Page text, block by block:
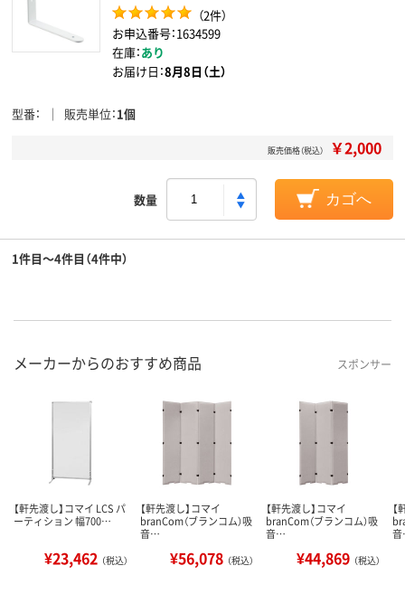
（2件）
お申込番号：1634599
在庫：あり
お届け日：8月8日（土）
型番 販売単位 1個
販売価格（税込） ￥2,000
数量 カゴへ
1件目～4件目（4件中）
メーカーからのおすすめ商品 スポンサー
【軒先渡し】コマイ LCS パ
ーティション 幅700…
¥23,462 （税込）
【軒先渡し】コマイ
branCom（ブランコム）吸
音…
¥56,078 （税込）
【軒先渡し】コマイ
branCom（ブランコム）吸
音…
¥44,869 （税込）